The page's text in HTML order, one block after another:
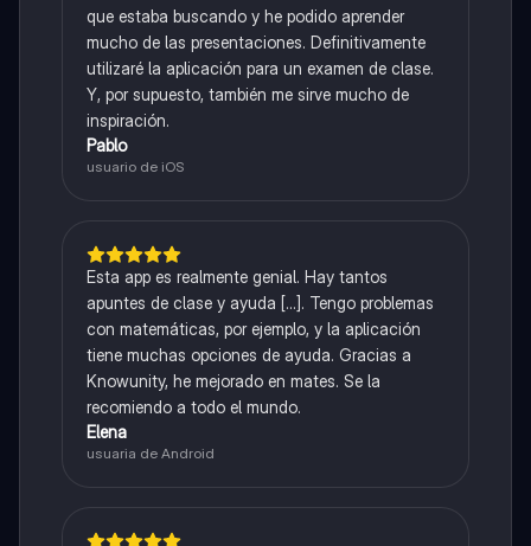
que estaba buscando y he podido aprender
mucho de las presentaciones. Definitivamente
utilizaré la aplicación para un examen de clase.
Y, por supuesto, también me sirve mucho de
inspiración.
Pablo
usuario de iOS
Esta app es realmente genial. Hay tantos
apuntes de clase y ayuda [...]. Tengo problemas
con matemáticas, por ejemplo, y la aplicación
tiene muchas opciones de ayuda. Gracias a
Knowunity, he mejorado en mates. Se la
recomiendo a todo el mundo.
Elena
usuaria de Android